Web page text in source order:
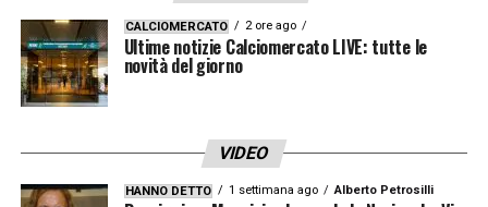
CALCIOMERCATO 2 ore ago
Ultime notizie Calciomercato LIVE: tutte le
novità del giorno
VIDEO
HANNO DETTO 1 settimana ago Alberto Petrosilli